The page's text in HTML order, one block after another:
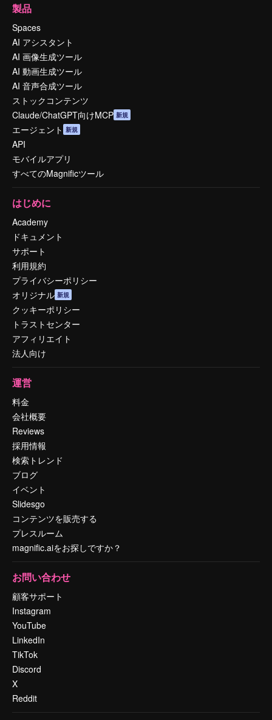
製品
Spaces
AI アシスタント
AI 画像生成ツール
AI 動画生成ツール
AI 音声合成ツール
ストックコンテンツ
Claude/ChatGPT向けMCP 新規
エージェント 新規
API
モバイルアプリ
すべてのMagnificツール
はじめに
Academy
ドキュメント
サポート
利用規約
プライバシーポリシー
オリジナル 新規
クッキーポリシー
トラストセンター
アフィリエイト
法人向け
運営
料金
会社概要
Reviews
採用情報
検索トレンド
ブログ
イベント
Slidesgo
コンテンツを販売する
プレスルーム
magnific.aiをお探しですか？
お問い合わせ
顧客サポート
Instagram
YouTube
LinkedIn
TikTok
Discord
X
Reddit